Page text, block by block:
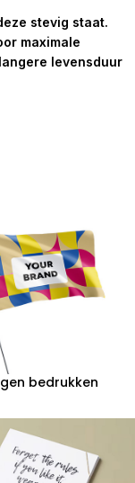
stevig staat.
maximale
levensduur
bedrukken